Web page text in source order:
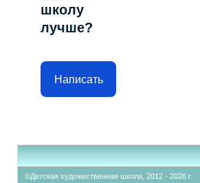
школу
лучше?
Написать
©Детская художественная школа, 2012 - 2026 г.